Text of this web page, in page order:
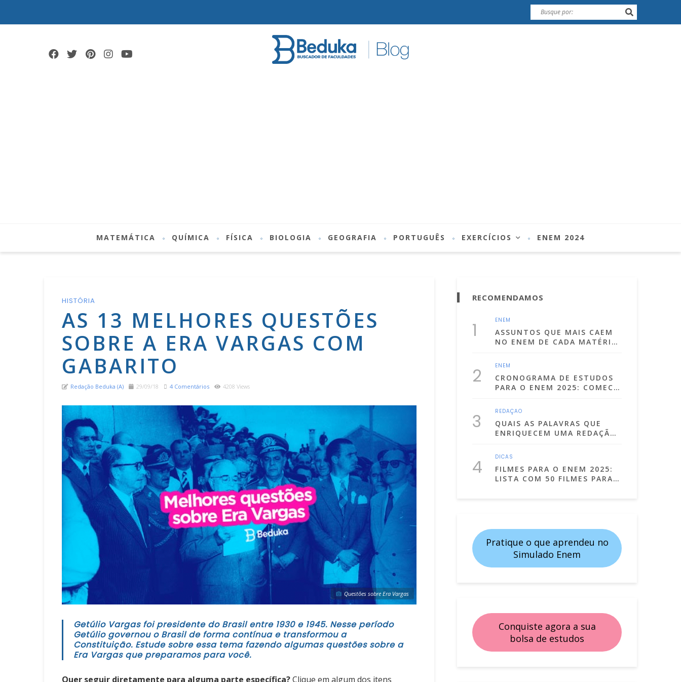
MATEMÁTICA QUÍMICA FÍSICA BIOLOGIA GEOGRAFIA PORTUGUÊS EXERCÍCIOS ENEM 2024
HISTÓRIA
AS 13 MELHORES QUESTÕES
SOBRE A ERA VARGAS COM
GABARITO
Redação Beduka (a) 29/09/18 4 Comentários 4208 Views
Questões sobre Era Vargas
Getúlio Vargas foi presidente do Brasil entre 1930 e 1945. Nesse período
Getúlio governou o Brasil de forma contínua e transformou a
Constituição. Estude sobre essa tema fazendo algumas questões sobre a
Era Vargas que preparamos para você.
Quer seguir diretamente para alguma parte específica?Clique em algum dos itens
RECOMENDAMOS
1 ENEM
ASSUNTOS QUE MAIS CAEM
NO ENEM DE CADA MATÉRIA!
2025)
2 ENEM
CRONOGRAMA DE ESTUDOS
PARA O ENEM 2025: COMECE
3 REDAÇÃO
QUAIS AS PALAVRAS QUE
ENRIQUECEM UMA REDAÇÃO
ARGUMENTATIVA?
4 DICAS
FILMES PARA O ENEM 2025:
LISTA COM 50 FILMES PARA
Pratique o que aprendeu no
Simulado Enem
Conquiste agora a sua
bolsa de estudos